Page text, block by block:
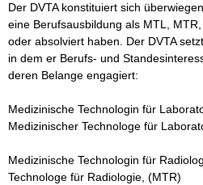
Der DVTA konstituiert sich
eine Berufsausbildung als MTL,
oder absolviert haben. Der DVTA
in dem er Berufs- und
deren Belange engagiert:
Medizinische Technologin für
Medizinischer Technologe für
Medizinische Technologin für
Technologe für Radiologie, (MTR)